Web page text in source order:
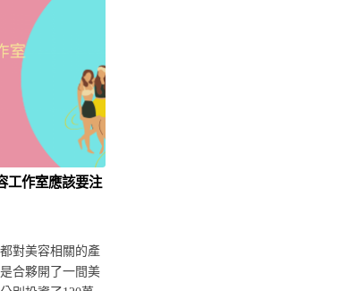
工作室應該要注
對美容相關的產
合夥開了一間美